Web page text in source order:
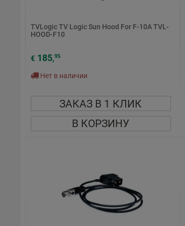
TVLogic TV Logic Sun Hood For F-10A TVL-
HOOD-F10
€ 185,95
Нет в наличии
ЗАКАЗ В 1 КЛИК
В КОРЗИНУ